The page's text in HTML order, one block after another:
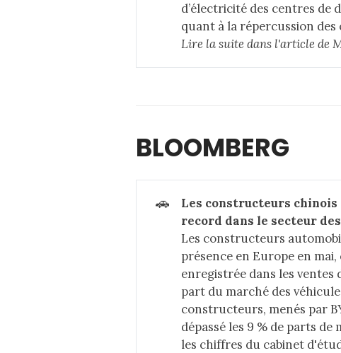
d’électricité des centres de
quant à la répercussion
Lire la suite dans l'article de
BLOOMBERG
🚗
Les constructeurs
record dans le secteur
Les constructeurs
présence en Europe en
enregistrée dans les
part du marché des
constructeurs, menés par
dépassé les 9 % de parts
les chiffres du cabinet